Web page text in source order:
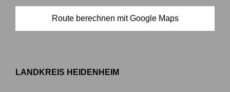
Route berechnen mit Google Maps
LANDKREIS HEIDENHEIM